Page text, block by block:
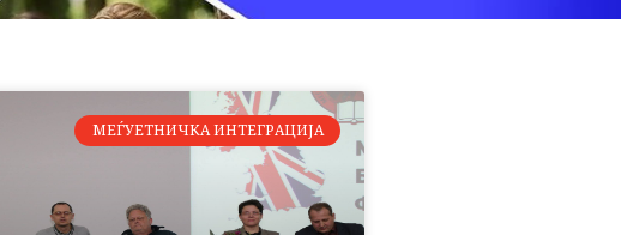
МЕЃУЕТНИЧКА ИНТЕГРАЦИЈА